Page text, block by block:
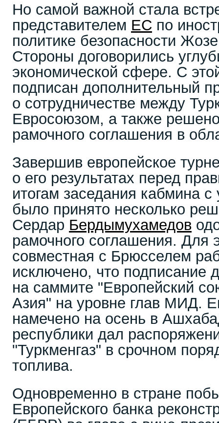
Но самой важной стала
представителем ЕС по
политике безопасности
Стороны договорились
экономической сфере. С
подписан дополнительный
о сотрудничестве между
Евросоюзом, а также решено
рамочного соглашения в
Завершив европейское
о его результатах перед
итогам заседания кабмина
было принято несколько
Сердар Бердымухамедов
рамочного соглашения. Для
совместная с Брюсселем
исключено, что подписание
на саммите "Европейский
Азия" на уровне глав МИД.
намечено на осень в
республики дал
"Туркменгаз" в срочном
топлива.
Одновременно в стране
Европейского банка